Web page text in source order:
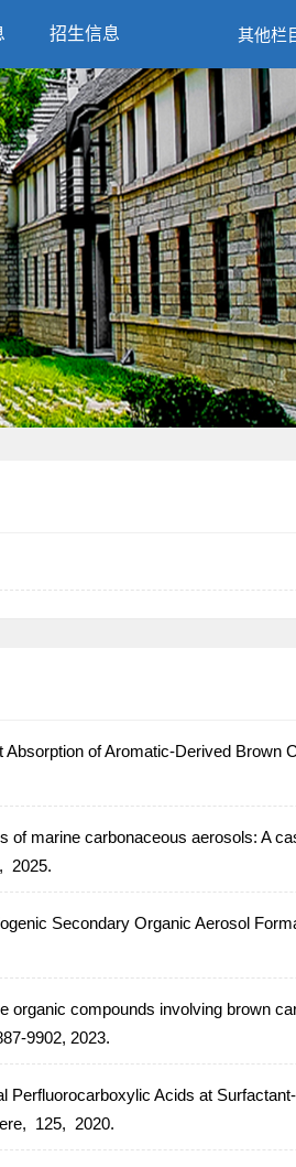
招生信息 其他栏
of Aromatic-Derived Brown
marine carbonaceous aerosols: A
2025.
Secondary Organic Aerosol
compounds involving brown
9902, 2023.
Acids at
125, 2020.